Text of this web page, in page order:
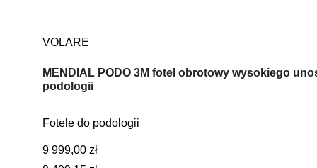
VOLARE
MENDIAL PODO 3M fotel obrotowy wysokiego
podologii
Fotele do podologii
9 999,00 zł